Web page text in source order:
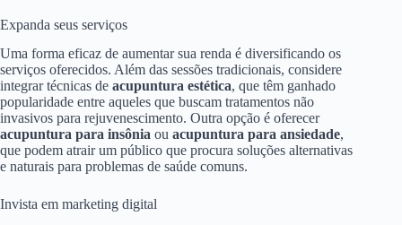
Expanda seus serviços
Uma forma eficaz de aumentar sua renda é diversificando os
serviços oferecidos. Além das sessões tradicionais, considere
integrar técnicas de acupuntura estética, que têm ganhado
popularidade entre aqueles que buscam tratamentos não
invasivos para rejuvenescimento. Outra opção é oferecer
acupuntura para insônia ou acupuntura para ansiedade,
que podem atrair um público que procura soluções alternativas
e naturais para problemas de saúde comuns.
Invista em marketing digital